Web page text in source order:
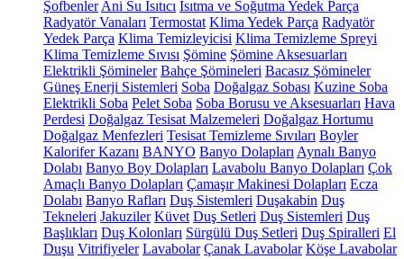
Şofbenler Ani Su Isıtıcı Isıtma ve Soğutma Yedek Parça
Radyatör Vanaları Termostat Klima Yedek Parça Radyatör
Yedek Parça Klima Temizleyicisi Klima Temizleme Spreyi
Klima Temizleme Sıvısı Şömine Şömine Aksesuarları
Elektrikli Şömineler Bahçe Şömineleri Bacasız Şömineler
Güneş Enerji Sistemleri Soba Doğalgaz Sobası Kuzine Soba
Elektrikli Soba Pelet Soba Soba Borusu ve Aksesuarları Hava
Perdesi Doğalgaz Tesisat Malzemeleri Doğalgaz Hortumu
Doğalgaz Menfezleri Tesisat Temizleme Sıvıları Boyler
Kalorifer Kazanı BANYO Banyo Dolapları Aynalı Banyo
Dolabı Banyo Boy Dolapları Lavabolu Banyo Dolapları Çok
Amaçlı Banyo Dolapları Çamaşır Makinesi Dolapları Ecza
Dolabı Banyo Rafları Duş Sistemleri Duşakabin Duş
Tekneleri Jakuziler Küvet Duş Setleri Duş Sistemleri Duş
Başlıkları Duş Kolonları Sürgülü Duş Setleri Duş Spiralleri El
Duşu Vitrifiyeler Lavabolar Çanak Lavabolar Köşe Lavabolar